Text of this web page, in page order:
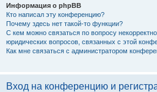
Информация о phpBB
Кто написал эту конференцию?
Почему здесь нет такой-то функции?
С кем можно связаться по вопросу
юридических вопросов, связанных с этой
Как мне связаться с администратором
Вход на конференцию и